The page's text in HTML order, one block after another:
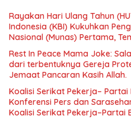
Rayakan Hari Ulang Tahun
Indonesia (KBI) Kukuhkan
Nasional (Munas) Pertama,
Pengembangan Organisasi
Indonesia dan Mancanegara”.
Rest In Peace Mama Joke:
dari terbentuknya Gereja
Jemaat Pancaran Kasih Allah.
Koalisi Serikat Pekerja– Partai
Konferensi Pers dan
Koalisi Serikat Pekerja–Partai